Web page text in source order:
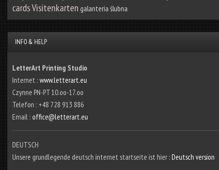
cardsVisitenkarten galanteria ślubna
INFO & HELP
LetterArt Printing Studio
Internet : www.letterart.eu
Czynne PN-PT 10.oo-17.oo
Telefon : +48 728 913 886
Email : office@letterart.eu
DEUTSCH
Unsere grundlegende deutsch internet startseite ist hier : Deutsch version